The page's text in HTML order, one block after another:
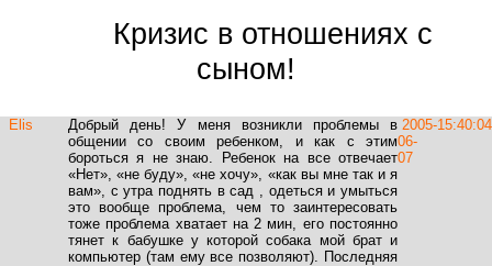
Кризис в отношениях с
сыном!
Elis
Добрый день! У меня возникли проблемы в
общении со своим ребенком, и как с этим
бороться я не знаю. Ребенок на все отвечает
«Нет», «не буду», «не хочу», «как вы мне так и я
вам», с утра поднять в сад , одеться и умыться
это вообще проблема, чем то заинтересовать
тоже проблема хватает на 2 мин, его постоянно
тянет к бабушке у которой собака мой брат и
компьютер (там ему все позволяют). Последняя
2005-
06-
07
15:40:04